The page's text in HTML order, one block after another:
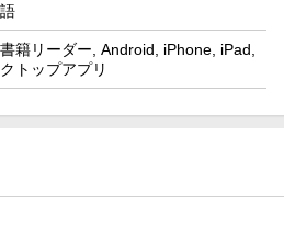
籍リーダー, Android, iPhone, iPad,
トップアプリ